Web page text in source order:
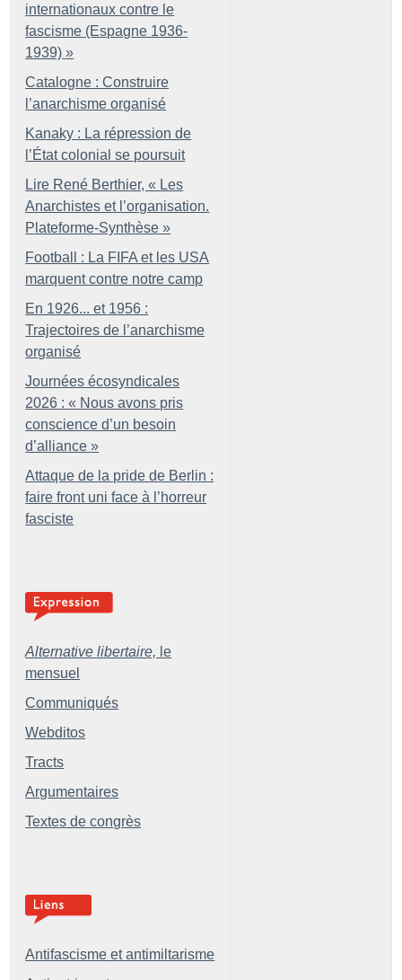
internationaux contre le
fascisme (Espagne 1936-
1939) »
Catalogne : Construire
l’anarchisme organisé
Kanaky : La répression de
l’État colonial se poursuit
Lire René Berthier, « Les
Anarchistes et l’organisation.
Plateforme-Synthèse »
Football : La FIFA et les USA
marquent contre notre camp
En 1926... et 1956 :
Trajectoires de l’anarchisme
organisé
Journées écosyndicales
2026 : « Nous avons pris
conscience d’un besoin
d’alliance »
Attaque de la pride de Berlin :
faire front uni face à l’horreur
fasciste
Alternative libertaire, le
mensuel
Communiqués
Webditos
Tracts
Argumentaires
Textes de congrès
Antifascisme et antimiltarisme